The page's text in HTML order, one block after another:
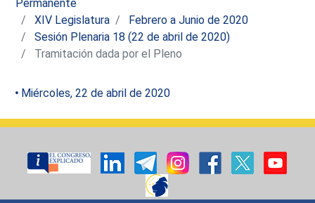
Permanente
XIV Legislatura
Febrero a Junio de 2020
Sesión Plenaria 18 (22 de abril de 2020)
Tramitación dada por el Pleno
Miércoles, 22 de abril de 2020